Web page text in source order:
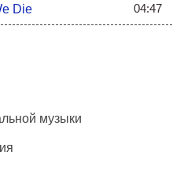
Die 04:47
музыки